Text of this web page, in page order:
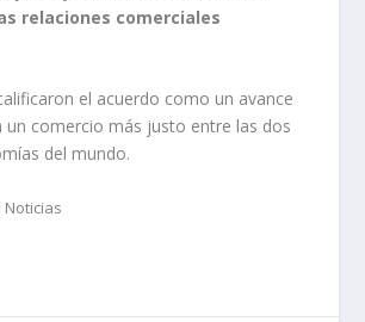
relaciones comerciales
el acuerdo como un avance
un comercio más justo entre las dos
del mundo.
Noticias